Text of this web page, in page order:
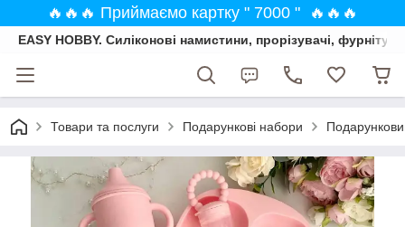
🔥🔥🔥 Приймаємо картку " 7000 " 🔥🔥🔥
EASY HOBBY. Силіконові намистини, прорізувачі,
Товари та послуги Подарункові набори